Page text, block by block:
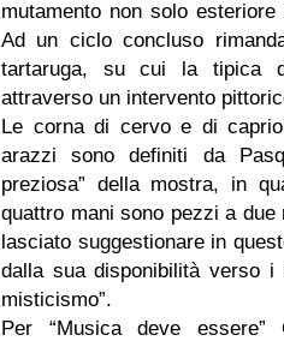
mutamento non solo
Ad un ciclo concluso
tartaruga, su cui la tipica
attraverso un intervento
Le corna di cervo e di
arazzi sono definiti da
preziosa” della mostra, in
quattro mani sono pezzi a due
lasciato suggestionare in
dalla sua disponibilità verso
misticismo”.
Per “Musica deve essere”